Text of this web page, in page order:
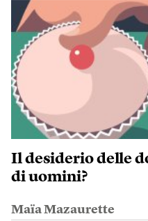
Il desiderio delle
di uomini?
Maïa Mazaurette